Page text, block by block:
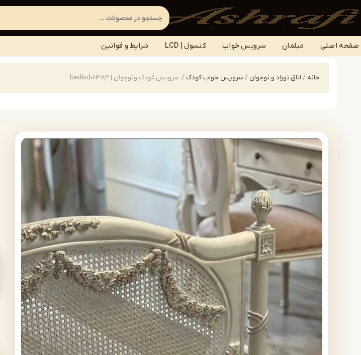
صفحه اصلی مبلمان سرویس خواب کنسول | LCD شرایط و قوانین
خانه / اتاق نوزاد و نوجوان / سرویس خواب کودک / سرویس کودک ونوجوان | bedkid-H383